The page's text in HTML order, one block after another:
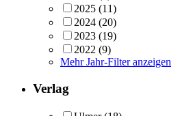
2025 (11)
2024 (20)
2023 (19)
2022 (9)
Mehr Jahr-Filter anzeigen
Verlag